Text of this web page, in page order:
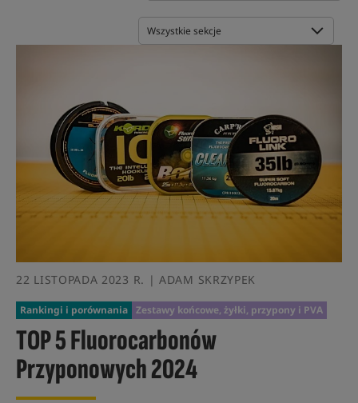
22 LISTOPADA 2023 R. | ADAM SKRZYPEK
Rankingi i porównania Zestawy końcowe, żyłki, przypony i PVA
TOP 5 Fluorocarbonów
Przyponowych 2024